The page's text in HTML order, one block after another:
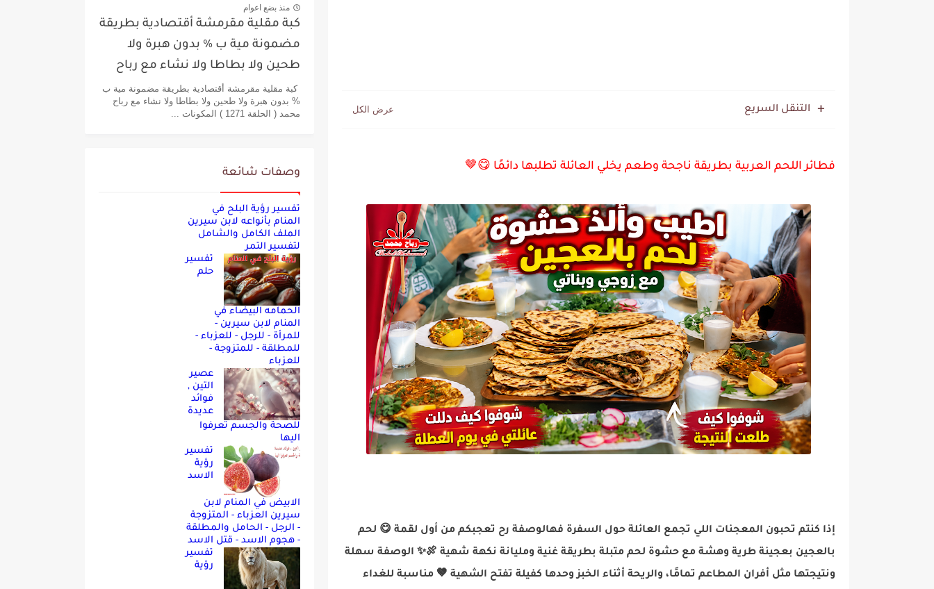
التنقل السريع
فطائر اللحم العربية بطريقة ناجحة وطعم يخلي العائلة تطلبها دائمًا 😋🤎
إذا كنتم تحبون المعجنات اللي تجمع العائلة حول السفرة فهالوصفة رح تعجبكم من أول لقمة 😋 لحم
بالعجين بعجينة طرية وهشة مع حشوة لحم متبلة بطريقة غنية ومليانة نكهة شهية 🍖✨ الوصفة سهلة
ونتيجتها مثل أفران المطاعم تمامًا، والريحة أثناء الخبز وحدها كفيلة تفتح الشهية 🤎 مناسبة للغداء
منذ بضع اعوام
كبة مقلية مقرمشة أقتصادية بطريقة
مضمونة مية ب % بدون هبرة ولا
طحين ولا بطاطا ولا نشاء مع رباح
محمد
كبة مقلية مقرمشة أقتصادية بطريقة مضمونة مية ب
% بدون هبرة ولا طحين ولا بطاطا ولا نشاء مع رباح
محمد ( الحلقة 1271 ) المكونات ...
وصفات شائعة
تفسير رؤية البلح في
المنام بأنواعه لابن سيرين
الملف الكامل والشامل
لتفسير التمر
تفسير
حلم
الحمامه البيضاء في
المنام لابن سيرين -
للمرأة - للرجل - للعزباء -
للمطلقة - للمتزوجة -
للعزباء
عصير
التين ,
فوائد
عديدة
للصحة والجسم تعرفوا
اليها
تفسير
رؤية
الاسد
الابيض في المنام لابن
سيرين العزباء - المتزوجة
- الرجل - الحامل والمطلقة
- هجوم الاسد - قتل الاسد
تفسير
رؤية